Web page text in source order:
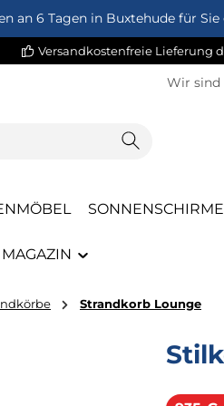
an 6 Tagen in Buxtehude für
Versandkostenfreie Lieferung
Wir sind
SONNENSCHIRME
MAGAZIN
Strandkorb Lounge